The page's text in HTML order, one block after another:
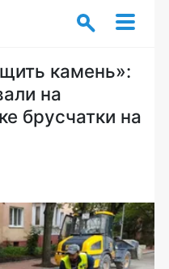
камень»:
на
брусчатки на